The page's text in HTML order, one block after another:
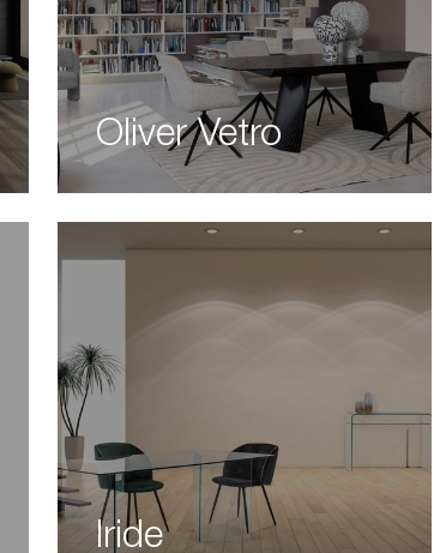
Oliver Vetro
Iride